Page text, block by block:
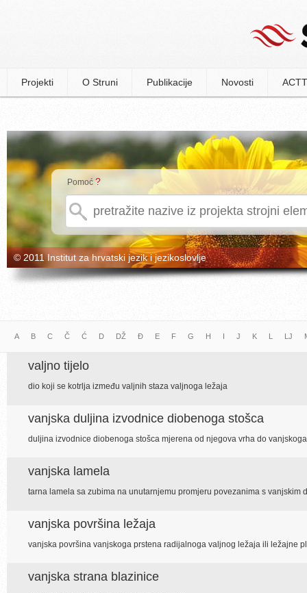
Projekti O Struni Publikacije Novosti
Pomoć ?
© 2011 Institut za hrvatski jezik i jezikoslovlje
A B C Č Ć D DŽ Đ E F G H I J K L LJ
valjno tijelo
dio koji se kotrlja između valjnih staza valjnoga ležaja
vanjska duljina izvodnice diobenoga stošca
duljina izvodnice diobenoga stošca mjerena od njegova vrha do
vanjska lamela
tarna lamela sa zubima na unutarnjemu promjeru povezanima s vanjskim
vanjska površina ležaja
vanjska površina vanjskoga prstena radijalnoga valjnog ležaja ili ležajne
vanjska strana blazinice